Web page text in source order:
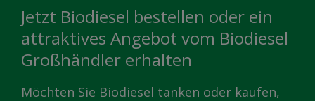
Jetzt Biodiesel bestellen oder ein
attraktives Angebot vom Biodiesel
Großhändler erhalten
Möchten Sie Biodiesel tanken oder kaufen,